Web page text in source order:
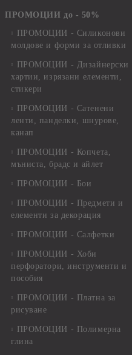
ПРОМОЦИИ до - 50%
ПРОМОЦИИ - Силиконови
молдове и форми за отливки
ПРОМОЦИИ - Дизайнерски
хартии, изрязани елементи,
стикери
ПРОМОЦИИ - Сатенени
ленти, панделки, шнурове,
канап
ПРОМОЦИИ - Копчета,
мъниста, брадс и айлет
ПРОМОЦИИ - Бои
ПРОМОЦИИ - Предмети и
елементи за декорация
ПРОМОЦИИ - Салфетки
ПРОМОЦИИ - Хоби
перфоратори, инструменти и
пособия
ПРОМОЦИИ - Платна за
рисуване
ПРОМОЦИИ - Полимерна
глина